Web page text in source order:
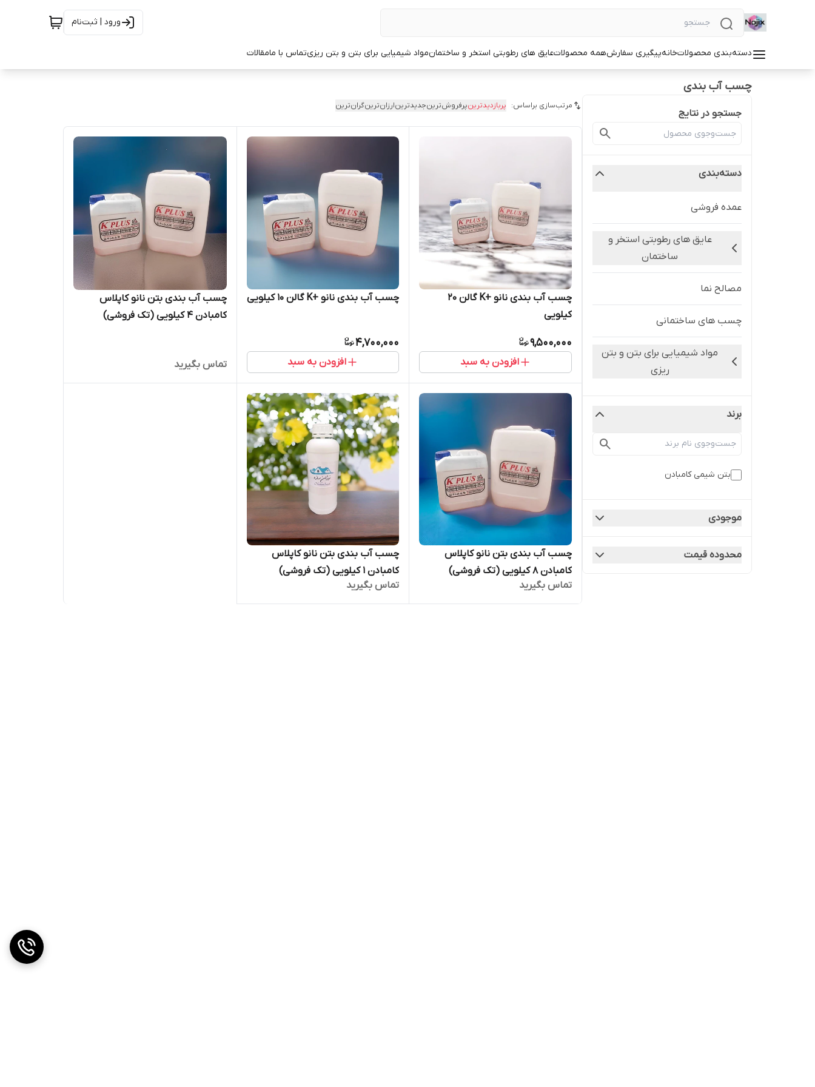
ورود | ثبت‌نام
دسته‌بندی محصولاتخانهپیگیری سفارشهمه محصولاتعایق های رطوبتی استخر و ساختمانمواد شیمیایی برای بتن و بتن ریزیتماس با مامقالات
چسب آب بندی
جستجو در نتایج
دسته‌بندی
عمده فروشی
عایق های رطوبتی استخر و
ساختمان
مصالح نما
چسب های ساختمانی
مواد شیمیایی برای بتن و بتن
ریزی
برند
بتن شیمی کامبادن
موجودی
محدوده قیمت
مرتب‌سازی براساس: پربازدیدترینپرفروش‌ترینجدیدترینارزان‌ترینگران‌ترین
چسب آب بندی نانو +K گالن 20
کیلویی
9,500,000
افزودن به سبد
چسب آب بندی نانو +K گالن 10 کیلویی
4,700,000
افزودن به سبد
چسب آب بندی بتن نانو کاپلاس
کامبادن 4 کیلویی (تک فروشی)
تماس بگیرید
چسب آب بندی بتن نانو کاپلاس
کامبادن 8 کیلویی (تک فروشی)
تماس بگیرید
چسب آب بندی بتن نانو کاپلاس
کامبادن 1 کیلویی (تک فروشی)
تماس بگیرید